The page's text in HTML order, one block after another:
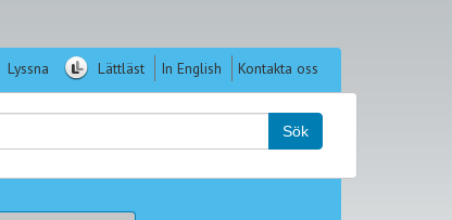
Lyssna Lättläst In English Kontakta oss
Sök